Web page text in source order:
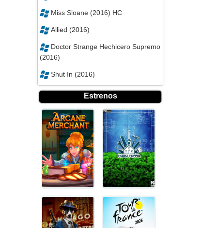
Miss Sloane (2016) HC
Allied (2016)
Doctor Strange Hechicero Supremo
(2016)
Shut In (2016)
Estrenos